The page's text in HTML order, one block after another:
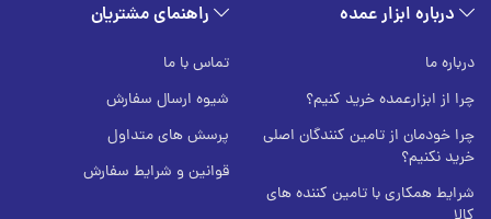
درباره ابزار عمده
درباره ما
چرا از ابزارعمده خرید کنیم؟
چرا خودمان از تامین کنندگان اصلی
خرید نکنیم؟
شرایط همکاری با تامین کننده های
راهنمای مشتریان
تماس با ما
شیوه ارسال سفارش
پرسش های متداول
قوانین و شرایط سفارش